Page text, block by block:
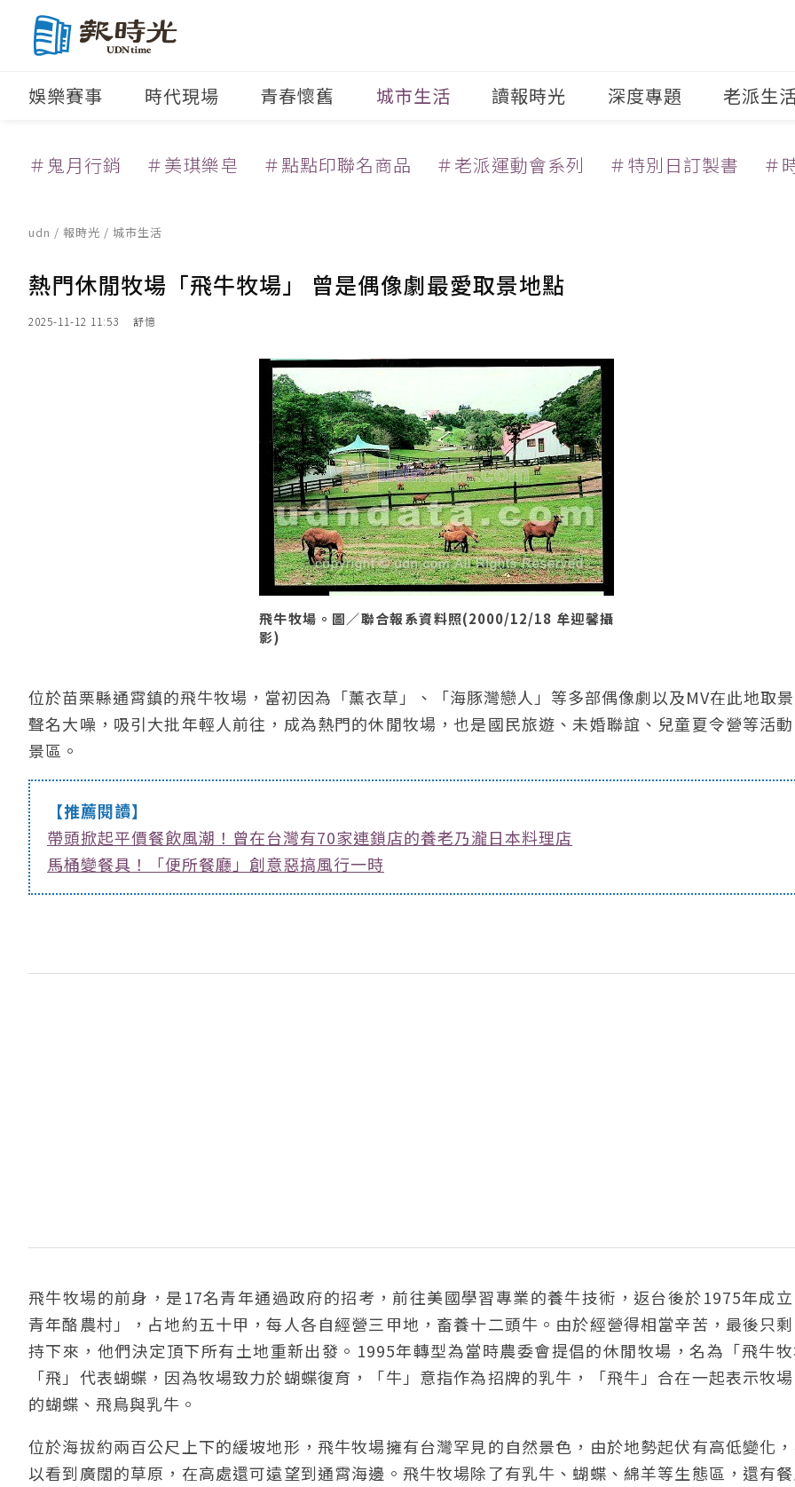
娛樂賽事 時代現場 青春懷舊 城市生活 讀報時光 深度專題 老派生
＃鬼月行銷 ＃美琪樂皂 ＃點點印聯名商品 ＃老派運動會系列 ＃特別日訂製書 ＃
udn / 報時光 / 城市生活
熱門休閒牧場「飛牛牧場」 曾是偶像劇最愛取景地點
2025-11-12 11:53 舒憶
飛牛牧場。圖／聯合報系資料照(2000/12/18 牟迎馨攝
影)
位於苗栗縣通霄鎮的飛牛牧場，當初因為「薰衣草」、「海豚灣戀人」等多部偶像劇以及MV在此地取
聲名大噪，吸引大批年輕人前往，成為熱門的休閒牧場，也是國民旅遊、未婚聯誼、兒童夏令營等活
景區。
【推薦閱讀】
帶頭掀起平價餐飲風潮！曾在台灣有70家連鎖店的養老乃瀧日本料理店
馬桶變餐具！「便所餐廳」創意惡搞風行一時
飛牛牧場的前身，是17名青年通過政府的招考，前往美國學習專業的養牛技術，返台後於1975年成
青年酪農村」，占地約五十甲，每人各自經營三甲地，畜養十二頭牛。由於經營得相當辛苦，最後只
持下來，他們決定頂下所有土地重新出發。1995年轉型為當時農委會提倡的休閒牧場，名為「飛牛牧
「飛」代表蝴蝶，因為牧場致力於蝴蝶復育，「牛」意指作為招牌的乳牛，「飛牛」合在一起表示牧
的蝴蝶、飛鳥與乳牛。
位於海拔約兩百公尺上下的緩坡地形，飛牛牧場擁有台灣罕見的自然景色，由於地勢起伏有高低變化
以看到廣闊的草原，在高處還可遠望到通霄海邊。飛牛牧場除了有乳牛、蝴蝶、綿羊等生態區，還有